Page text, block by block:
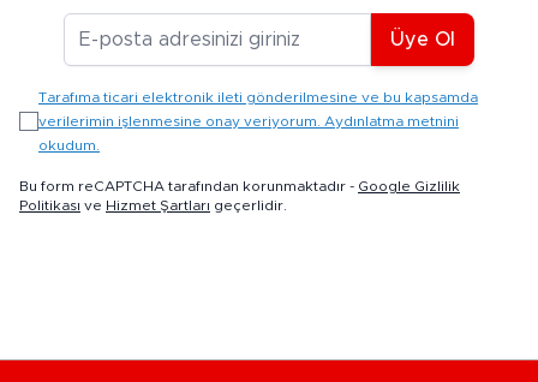
E-posta Adresiniz
Üye Ol
Tarafıma ticari elektronik ileti gönderilmesine ve bu kapsamda
verilerimin işlenmesine onay veriyorum. Aydınlatma metnini
okudum.
Bu form reCAPTCHA tarafından korunmaktadır - Google Gizlilik
Politikası ve Hizmet Şartları geçerlidir.